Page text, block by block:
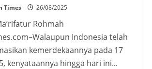
Times 26/08/2025
Rohmah
Indonesia telah
kemerdekaannya pada 17
kenyataannya hingga hari ini...